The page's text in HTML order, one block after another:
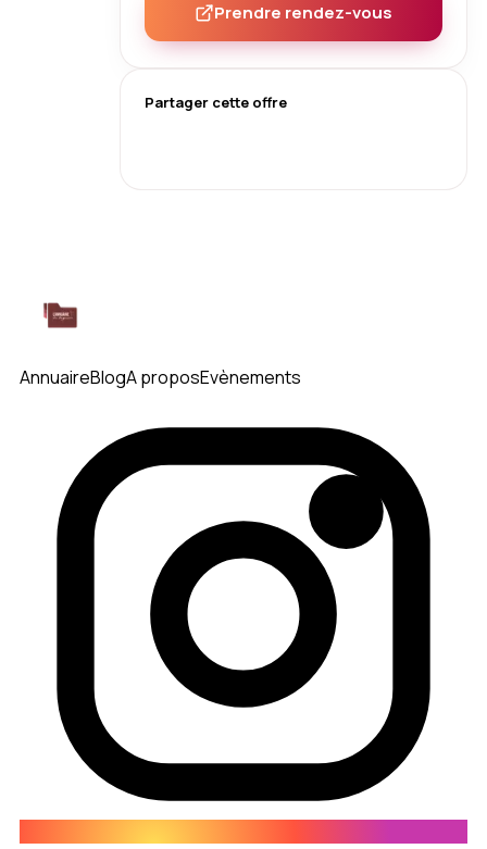
Prendre rendez-vous
Partager cette offre
AnnuaireBlogA proposEvènements